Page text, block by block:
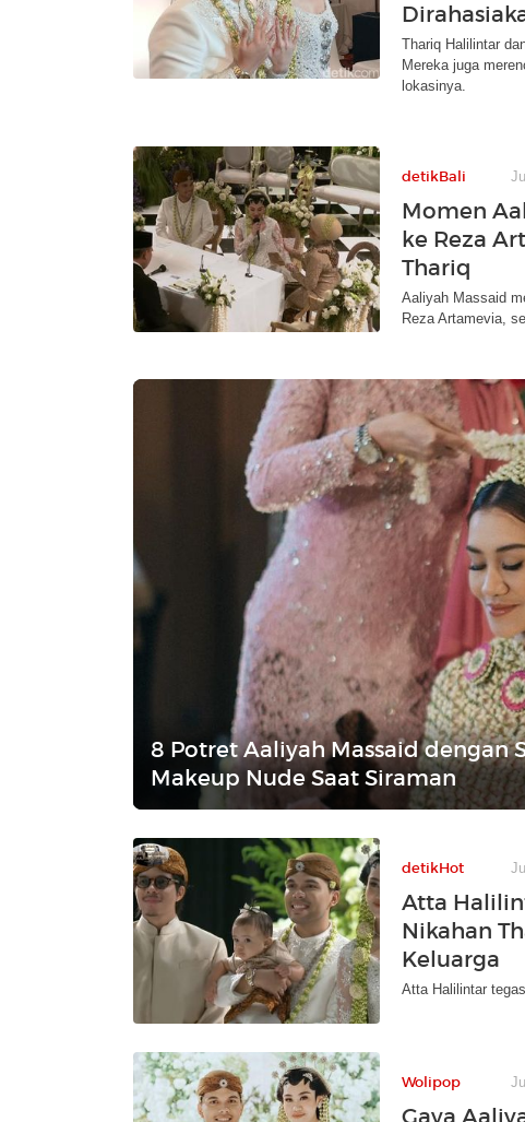
Thariq Halilintar
Mereka juga
lokasinya.
detikBali
Momen
ke Reza
Thariq
Aaliyah Massaid
Reza Artamevia,
8 Potret Aaliyah Massaid dengan
Makeup Nude Saat Siraman
detikHot
Atta
Nikahan
Keluarga
Atta Halilintar
Wolipop
Gaya